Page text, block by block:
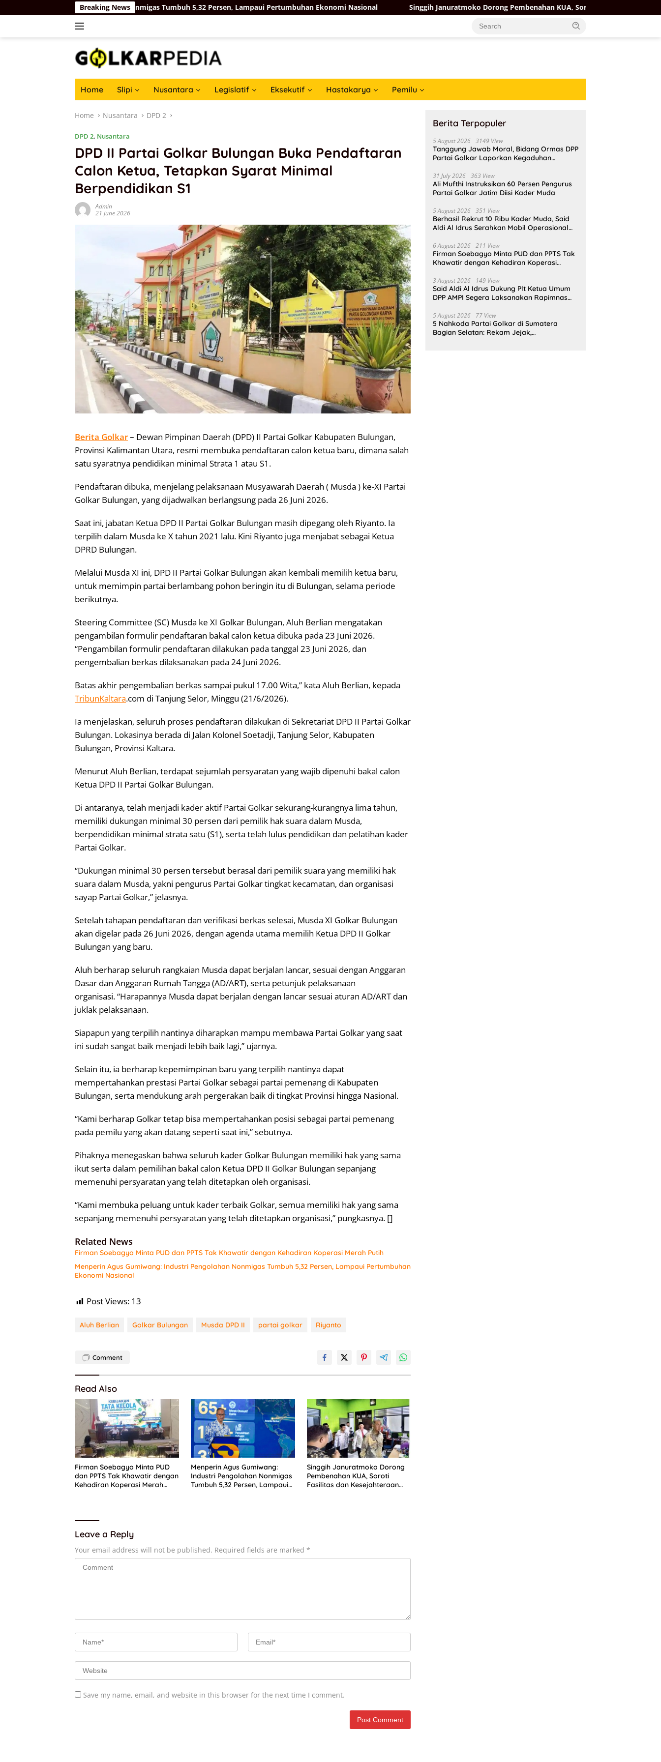
to
Breaking News
Pengolahan Nonmigas Tumbuh 5,32 Persen, Lampaui Pertumbuhan Ekonomi Nasional Singgih Januratmoko Dorong Pembenahan KUA, Soroti Fasilitas dan Kesejahteraan
Home Slipi Nusantara Legislatif Eksekutif Hastakarya Pemilu
Home Nusantara DPD 2
DPD 2, Nusantara
DPD II Partai Golkar Bulungan Buka Pendaftaran
Calon Ketua, Tetapkan Syarat Minimal
Berpendidikan S1
Admin
21 June 2026
Berita Golkar– Dewan Pimpinan Daerah (DPD) II Partai Golkar Kabupaten Bulungan,
Provinsi Kalimantan Utara, resmi membuka pendaftaran calon ketua baru, dimana salah
satu syaratnya pendidikan minimal Strata 1 atau S1.
Pendaftaran dibuka, menjelang pelaksanaan Musyawarah Daerah ( Musda ) ke-XI Partai
Golkar Bulungan, yang dijadwalkan berlangsung pada 26 Juni 2026.
Saat ini, jabatan Ketua DPD II Partai Golkar Bulungan masih dipegang oleh Riyanto. Ia
terpilih dalam Musda ke X tahun 2021 lalu. Kini Riyanto juga menjabat sebagai Ketua
DPRD Bulungan.
Melalui Musda XI ini, DPD II Partai Golkar Bulungan akan kembali memilih ketua baru,
untuk memimpin partai berlambang pohon beringin itu di Bulungan, selama periode
berikutnya.
Steering Committee (SC) Musda ke XI Golkar Bulungan, Aluh Berlian mengatakan
pengambilan formulir pendaftaran bakal calon ketua dibuka pada 23 Juni 2026.
“Pengambilan formulir pendaftaran dilakukan pada tanggal 23 Juni 2026, dan
pengembalian berkas dilaksanakan pada 24 Juni 2026.
Batas akhir pengembalian berkas sampai pukul 17.00 Wita,” kata Aluh Berlian, kepada
TribunKaltara.com di Tanjung Selor, Minggu (21/6/2026).
Ia menjelaskan, seluruh proses pendaftaran dilakukan di Sekretariat DPD II Partai Golkar
Bulungan. Lokasinya berada di Jalan Kolonel Soetadji, Tanjung Selor, Kabupaten
Bulungan, Provinsi Kaltara.
Menurut Aluh Berlian, terdapat sejumlah persyaratan yang wajib dipenuhi bakal calon
Ketua DPD II Partai Golkar Bulungan.
Di antaranya, telah menjadi kader aktif Partai Golkar sekurang-kurangnya lima tahun,
memiliki dukungan minimal 30 persen dari pemilik hak suara dalam Musda,
berpendidikan minimal strata satu (S1), serta telah lulus pendidikan dan pelatihan kader
Partai Golkar.
“Dukungan minimal 30 persen tersebut berasal dari pemilik suara yang memiliki hak
suara dalam Musda, yakni pengurus Partai Golkar tingkat kecamatan, dan organisasi
sayap Partai Golkar,” jelasnya.
Setelah tahapan pendaftaran dan verifikasi berkas selesai, Musda XI Golkar Bulungan
akan digelar pada 26 Juni 2026, dengan agenda utama memilih Ketua DPD II Golkar
Bulungan yang baru.
Aluh berharap seluruh rangkaian Musda dapat berjalan lancar, sesuai dengan Anggaran
Dasar dan Anggaran Rumah Tangga (AD/ART), serta petunjuk pelaksanaan
organisasi. “Harapannya Musda dapat berjalan dengan lancar sesuai aturan AD/ART dan
juklak pelaksanaan.
Siapapun yang terpilih nantinya diharapkan mampu membawa Partai Golkar yang saat
ini sudah sangat baik menjadi lebih baik lagi,” ujarnya.
Selain itu, ia berharap kepemimpinan baru yang terpilih nantinya dapat
mempertahankan prestasi Partai Golkar sebagai partai pemenang di Kabupaten
Bulungan, serta mendukung arah pergerakan baik di tingkat Provinsi hingga Nasional.
“Kami berharap Golkar tetap bisa mempertahankan posisi sebagai partai pemenang
pada pemilu yang akan datang seperti saat ini,” sebutnya.
Pihaknya menegaskan bahwa seluruh kader Golkar Bulungan memiliki hak yang sama
ikut serta dalam pemilihan bakal calon Ketua DPD II Golkar Bulungan sepanjang
memenuhi persyaratan yang telah ditetapkan oleh organisasi.
“Kami membuka peluang untuk kader terbaik Golkar, semua memiliki hak yang sama
sepanjang memenuhi persyaratan yang telah ditetapkan organisasi,” pungkasnya. []
Related News
Firman Soebagyo Minta PUD dan PPTS Tak Khawatir dengan Kehadiran Koperasi Merah Putih
Menperin Agus Gumiwang: Industri Pengolahan Nonmigas Tumbuh 5,32 Persen, Lampaui Pertumbuhan
Ekonomi Nasional
Post Views: 13
Aluh Berlian Golkar Bulungan Musda DPD II partai golkar Riyanto
Comment
Read Also
Firman Soebagyo Minta PUD
dan PPTS Tak Khawatir dengan
Kehadiran Koperasi Merah
Menperin Agus Gumiwang:
Industri Pengolahan Nonmigas
Tumbuh 5,32 Persen, Lampaui
Singgih Januratmoko Dorong
Pembenahan KUA, Soroti
Fasilitas dan Kesejahteraan
Leave a Reply
Your email address will not be published. Required fields are marked *
Save my name, email, and website in this browser for the next time I comment.
Berita Terpopuler
5 August 2026 3149 View
Tanggung Jawab Moral, Bidang Ormas DPP
Partai Golkar Laporkan Kegaduhan
31 July 2026 363 View
Ali Mufthi Instruksikan 60 Persen Pengurus
Partai Golkar Jatim Diisi Kader Muda
5 August 2026 351 View
Berhasil Rekrut 10 Ribu Kader Muda, Said
Aldi Al Idrus Serahkan Mobil Operasional
6 August 2026 211 View
Firman Soebagyo Minta PUD dan PPTS Tak
Khawatir dengan Kehadiran Koperasi
3 August 2026 149 View
Said Aldi Al Idrus Dukung Plt Ketua Umum
DPP AMPI Segera Laksanakan Rapimnas
5 August 2026 77 View
5 Nahkoda Partai Golkar di Sumatera
Bagian Selatan: Rekam Jejak,